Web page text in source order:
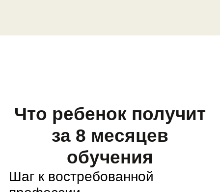
разные решения
Практика на каждом уроке
Ребёнок рисует, ищет визуальные
метафоры, подбирает шрифты, работает
с цветом, адаптирует иллюстрации под
разные форматы — от блокнотов до
рекламных щитов. Он освоит
профессиональные дизайнерские